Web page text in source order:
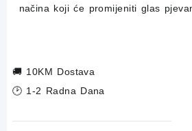
načina koji će promijeniti glas
🚚 10KM Dostava
🕑 1-2 Radna Dana